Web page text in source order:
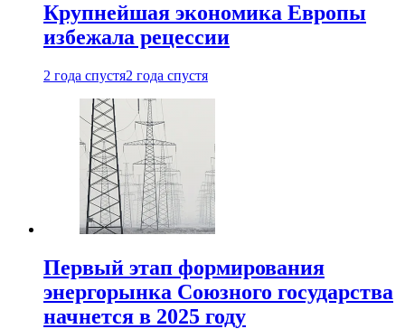
Крупнейшая экономика Европы
избежала рецессии
2 года спустя2 года спустя
Первый этап формирования
энергорынка Союзного государства
начнется в 2025 году